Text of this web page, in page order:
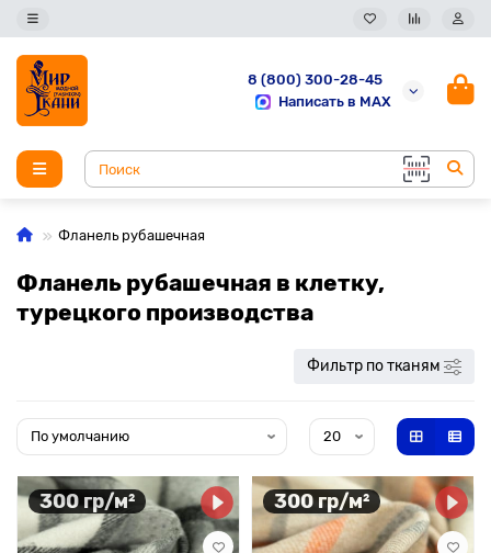
8 (800) 300-28-45
Написать в MAX
Фланель рубашечная
Фланель рубашечная в клетку,
турецкого производства
Фильтр по тканям
300 гр/м² 300 гр/м²